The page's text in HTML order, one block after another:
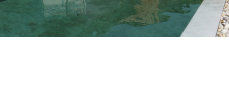
Maison Et Appartement Vintage
On Décode La Déco
Petite Surface
Piscine Question De Style
Renovation
Revue De Week End
Tiny House